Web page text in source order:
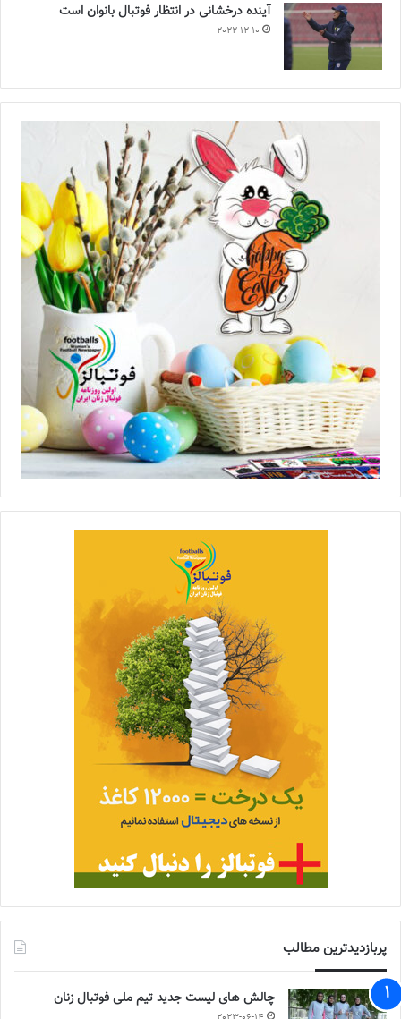
آینده درخشانی در انتظار فوتبال بانوان است
2022-12-10
پربازدیدترین مطالب
چالش هاى ليست جدید تيم ملى فوتبال زنان